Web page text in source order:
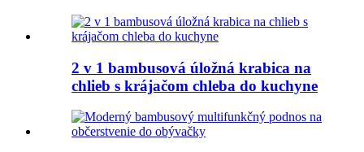
2 v 1 bambusová úložná krabica na
chlieb s krájačom chleba do kuchyne